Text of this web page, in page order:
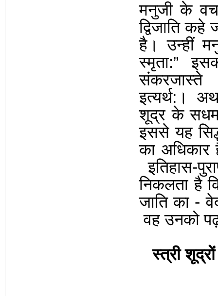
मनुजी के
द्विजाति
है। उन्हीं
स्मृता:”
इत्यर्थ:।
शूद्र के
इससे यह
का अधिकार
इतिहास-
निकलता है
जाति का -
वह उनको
स्त्री